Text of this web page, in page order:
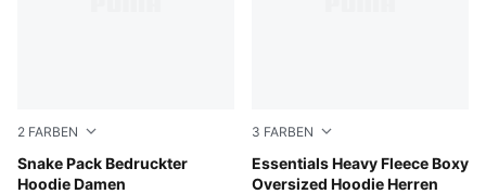
2 FARBEN
Snake Pack Bedruckter
Hoodie Damen
Mouse Gray
3 FARBEN
Essentials Heavy Fleece Boxy
Oversized Hoodie Herren
White Glow Heather